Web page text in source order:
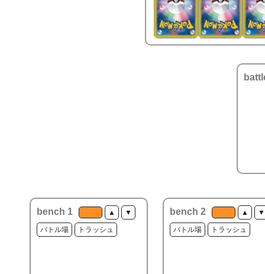
bench 1 ▲ ▼
バトル場 トラッシュ
bench 2 ▲ ▼
バトル場 トラッシュ